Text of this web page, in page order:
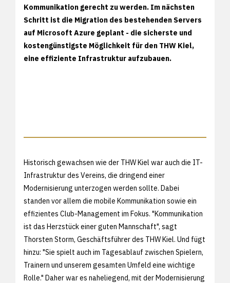
Kommunikation gerecht zu werden. Im nächsten
Schritt ist die Migration des bestehenden Servers
auf Microsoft Azure geplant - die sicherste und
kostengünstigste Möglichkeit für den THW Kiel,
eine effiziente Infrastruktur aufzubauen.
Historisch gewachsen wie der THW Kiel war auch die IT-
Infrastruktur des Vereins, die dringend einer
Modernisierung unterzogen werden sollte. Dabei
standen vor allem die mobile Kommunikation sowie ein
effizientes Club-Management im Fokus. "Kommunikation
ist das Herzstück einer guten Mannschaft", sagt
Thorsten Storm, Geschäftsführer des THW Kiel. Und fügt
hinzu: "Sie spielt auch im Tagesablauf zwischen Spielern,
Trainern und unserem gesamten Umfeld eine wichtige
Rolle." Daher war es naheliegend, mit der Modernisierung